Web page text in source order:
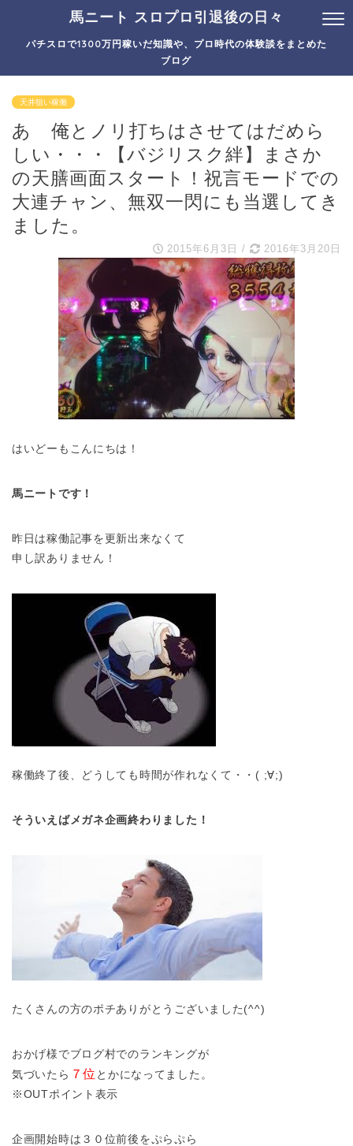
馬ニート スロプロ引退後の日々
パチスロで1300万円稼いだ知識や、プロ時代の体験談をまとめた
ブログ
天井狙い稼働
あゝ俺とノリ打ちはさせてはだめら
しい・・・【バジリスク絆】まさか
の天膳画面スタート！祝言モードでの
大連チャン、無双一閃にも当選してき
ました。
2015年6月3日 / 2016年3月20日
はいどーもこんにちは！
馬ニートです！
昨日は稼働記事を更新出来なくて
申し訳ありません！
稼働終了後、どうしても時間が作れなくて・・( ;∀;)
そういえばメガネ企画終わりました！
たくさんの方のポチありがとうございました(^^)
おかげ様でブログ村でのランキングが
気づいたら ７位 とかになってました。
※OUTポイント表示
企画開始時は３０位前後をぷらぷら